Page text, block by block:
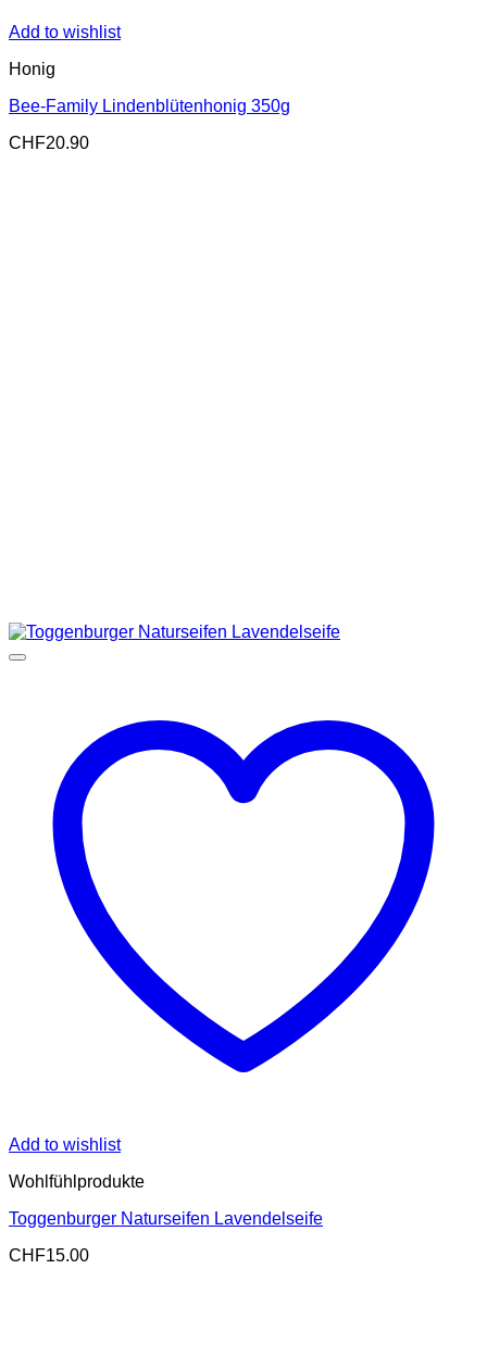
Add to wishlist
Honig
Bee-Family Lindenblütenhonig 350g
CHF20.90
Add to wishlist
Wohlfühlprodukte
Toggenburger Naturseifen Lavendelseife
CHF15.00